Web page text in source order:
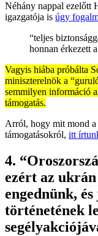
Néhány nappal ezelőtt
igazgatója is úgy
“teljes
honnan érkezett
Vagyis hiába próbálta
miniszterelnök a
semmilyen információ
támogatás.
Arról, hogy mit mond a
támogatásokról, itt
4.
ezért az
engednünk,
történetének